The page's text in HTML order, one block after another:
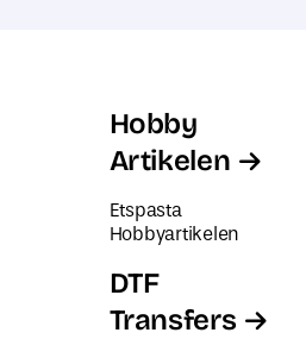
Hobby
Artikelen
Etspasta
Hobbyartikelen
DTF
Transfers